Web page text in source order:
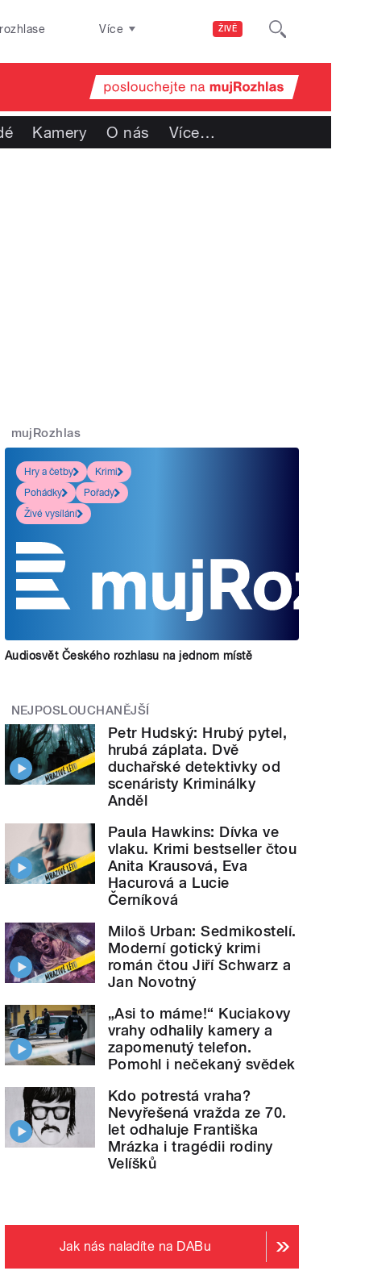
ŽIVĚ
Více
Kamery O nás Více…
mujRozhlas
Hry a četby
Krimi
Pohádky
Pořady
Živé vysílání
Audiosvět Českého rozhlasu na jednom místě
NEJPOSLOUCHANĚJŠÍ
Petr Hudský: Hrubý pytel,
hrubá záplata. Dvě
duchařské detektivky od
scenáristy Kriminálky
Anděl
Paula Hawkins: Dívka ve
vlaku. Krimi bestseller čtou
Anita Krausová, Eva
Hacurová a Lucie
Černíková
Miloš Urban: Sedmikostelí.
Moderní gotický krimi
román čtou Jiří Schwarz a
Jan Novotný
„Asi to máme!“ Kuciakovy
vrahy odhalily kamery a
zapomenutý telefon.
Pomohl i nečekaný svědek
Kdo potrestá vraha?
Nevyřešená vražda ze 70.
let odhaluje Františka
Mrázka i tragédii rodiny
Velíšků
Jak nás naladíte na DABu